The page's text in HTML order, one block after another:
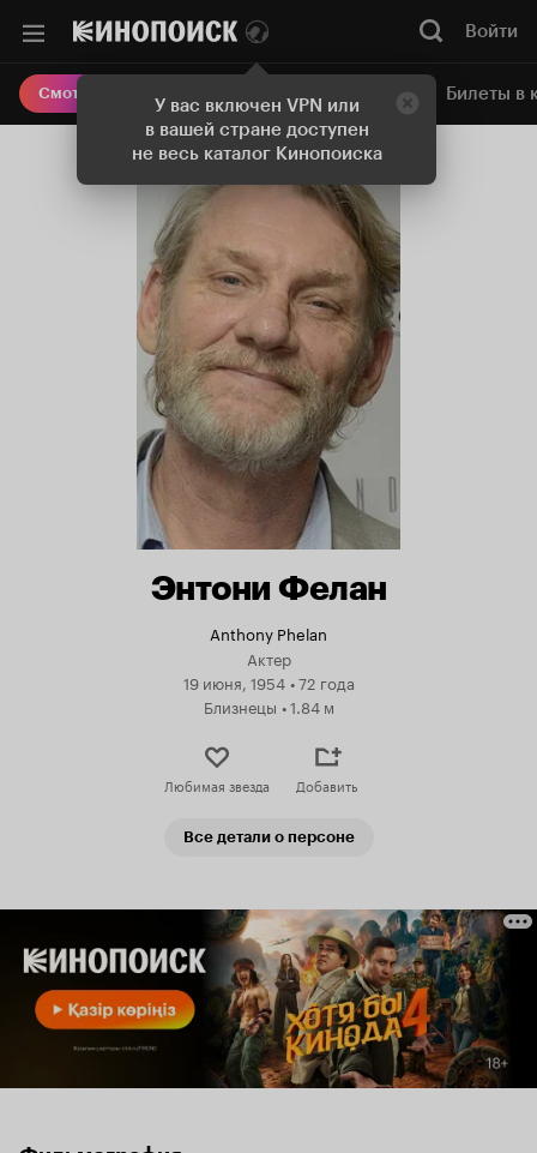
У вас включен VPN или
в вашей стране доступен
не весь каталог Кинопоиска
Войти
Смотреть кино Онлайн-кинотеатр Билеты в
Энтони Фелан
Anthony Phelan
Актер
19 июня, 1954 •72 года
Близнецы •1.84 м
Любимая звезда Добавить
Все детали о персоне